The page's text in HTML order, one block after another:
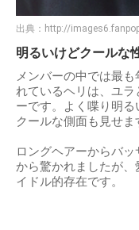
出典： http://
明るいけどクールな
メンバーの中では最
れているヘリは、ユラ
ーです。よく喋り明
クールな側面も見せま
ロングヘアーからバ
から驚かれましたが
イドル的存在です。